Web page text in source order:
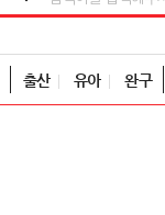
출산 유아 완구